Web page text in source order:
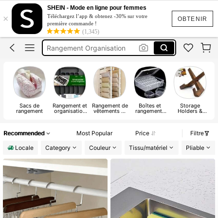
OBTENIR
×
SHEIN - Mode en ligne pour femmes
Téléchargez l’app & obtenez -30% sur votre
première commande !
(1,345)
Rangement
Decoration Chambre
Panier à Linge
Rangement Organisation
Rangement
Sacs de
rangement
Rangement et
organisation
Rangement de
vêtements et
Boîtes et
rangements
Storage
Holders &
Recommended Most Popular Price
Filtre
Locale
Category Couleur Tissu/matériel Pliable